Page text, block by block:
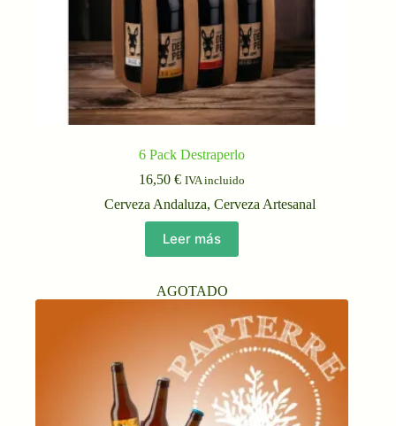
6 Pack Destraperlo
16,50€ IVA incluido
Cerveza Andaluza, Cerveza Artesanal
Leer más
AGOTADO